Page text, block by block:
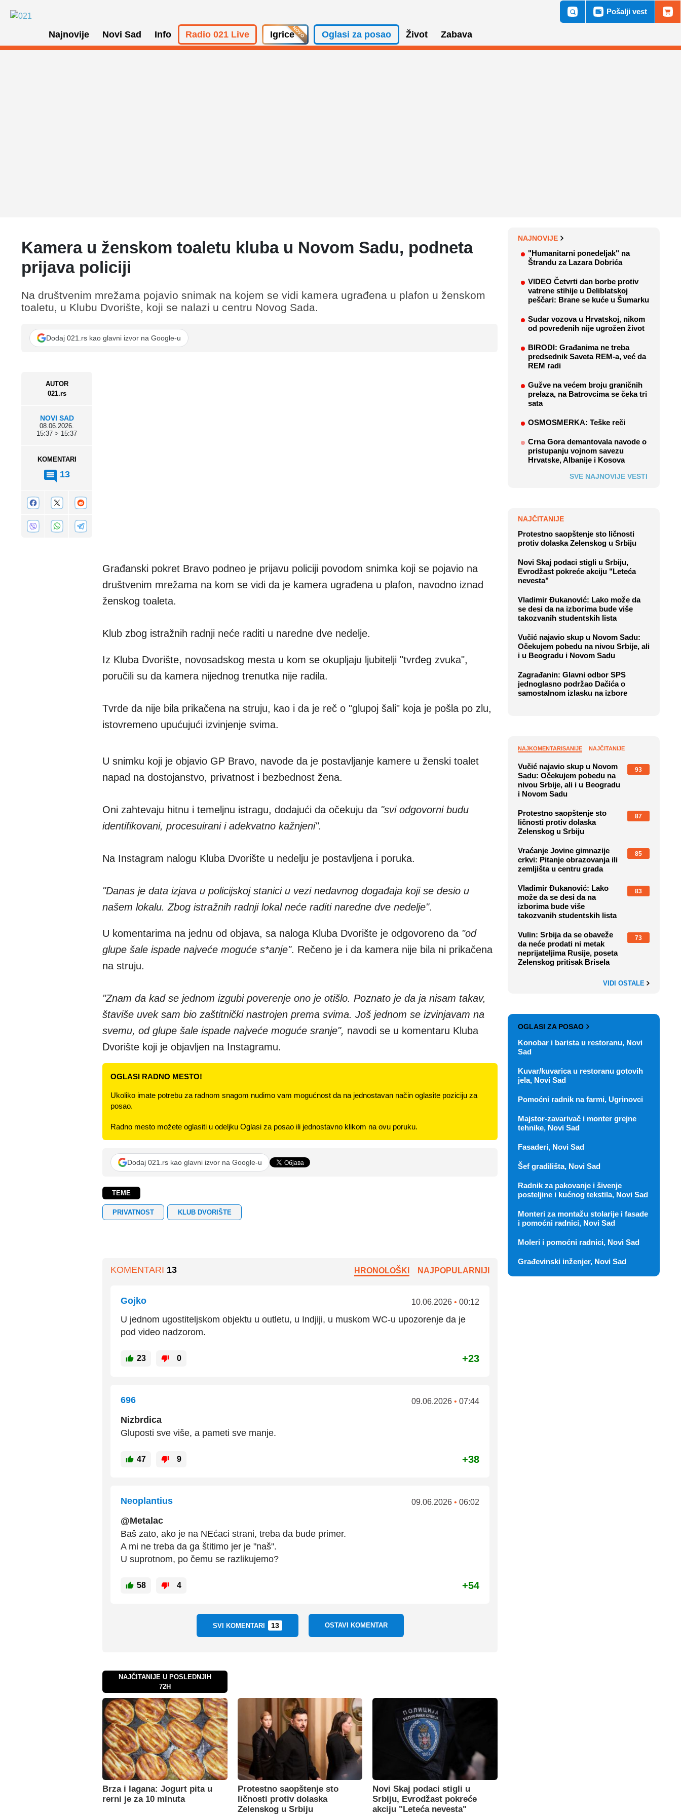
Najnovije Novi Sad Info Radio 021 Live Igrice Oglasi za posao Život Zabava
Pošalji vest
Kamera u ženskom toaletu kluba u Novom Sadu, podneta
prijava policiji
AUTOR
021.rs
NOVI SAD
08.06.2026.
15:37 > 15:37
KOMENTARI
13
Na društvenim mrežama pojavio snimak na kojem se vidi kamera ugrađena u plafon u ženskom
toaletu, u Klubu Dvorište, koji se nalazi u centru Novog Sada.
Dodaj 021.rs kao glavni izvor na Google-u
Građanski pokret Bravo podneo je prijavu policiji povodom snimka koji se pojavio na
društvenim mrežama na kom se vidi da je kamera ugrađena u plafon, navodno iznad
ženskog toaleta.
Klub zbog istražnih radnji neće raditi u naredne dve nedelje.
Iz Kluba Dvorište, novosadskog mesta u kom se okupljaju ljubitelji "tvrđeg zvuka",
poručili su da kamera nijednog trenutka nije radila.
Tvrde da nije bila prikačena na struju, kao i da je reč o "glupoj šali" koja je pošla po zlu,
istovremeno upućujući izvinjenje svima.
U snimku koji je objavio GP Bravo, navode da je postavljanje kamere u ženski toalet
napad na dostojanstvo, privatnost i bezbednost žena.
Oni zahtevaju hitnu i temeljnu istragu, dodajući da očekuju da "svi odgovorni budu
identifikovani, procesuirani i adekvatno kažnjeni".
Na Instagram nalogu Kluba Dvorište u nedelju je postavljena i poruka.
"Danas je data izjava u policijskoj stanici u vezi nedavnog događaja koji se desio u
našem lokalu. Zbog istražnih radnji lokal neće raditi naredne dve nedelje".
U komentarima na jednu od objava, sa naloga Kluba Dvorište je odgovoreno da "od
glupe šale ispade najveće moguće s*anje". Rečeno je i da kamera nije bila ni prikačena
na struju.
"Znam da kad se jednom izgubi poverenje ono je otišlo. Poznato je da ja nisam takav,
štaviše uvek sam bio zaštitnički nastrojen prema svima. Još jednom se izvinjavam na
svemu, od glupe šale ispade najveće moguće sranje", navodi se u komentaru Kluba
Dvorište koji je objavljen na Instagramu.
OGLASI RADNO MESTO!
Ukoliko imate potrebu za radnom snagom nudimo vam mogućnost da na jednostavan način oglasite poziciju za
posao.
Radno mesto možete oglasiti u odeljku Oglasi za posao ili jednostavno klikom na ovu poruku.
Dodaj 021.rs kao glavni izvor na Google-u
TEME
PRIVATNOST KLUB DVORIŠTE
KOMENTARI 13 HRONOLOŠKI NAJPOPULARNIJI
Gojko 10.06.2026 • 00:12
U jednom ugostiteljskom objektu u outletu, u Indjiji, u muskom WC-u upozorenje da je
pod video nadzorom.
23 0 +23
696 09.06.2026 • 07:44
Nizbrdica
Gluposti sve više, a pameti sve manje.
47 9 +38
Neoplantius 09.06.2026 • 06:02
@Metalac
Baš zato, ako je na NEćaci strani, treba da bude primer.
A mi ne treba da ga štitimo jer je "naš".
U suprotnom, po čemu se razlikujemo?
58 4 +54
SVI KOMENTARI 13 OSTAVI KOMENTAR
NAJČITANIJE U POSLEDNJIH
72H
Brza i lagana: Jogurt pita u
rerni je za 10 minuta
Protestno saopštenje sto
ličnosti protiv dolaska
Zelenskog u Srbiju
Novi Skaj podaci stigli u
Srbiju, Evrodžast pokreće
akciju "Leteća nevesta"
NAJNOVIJE
"Humanitarni ponedeljak" na
Štrandu za Lazara Dobrića
VIDEO Četvrti dan borbe protiv
vatrene stihije u Deliblatskoj
peščari: Brane se kuće u Šumarku
Sudar vozova u Hrvatskoj, nikom
od povređenih nije ugrožen život
BIRODI: Građanima ne treba
predsednik Saveta REM-a, već da
REM radi
Gužve na većem broju graničnih
prelaza, na Batrovcima se čeka tri
sata
OSMOSMERKA: Teške reči
Crna Gora demantovala navode o
pristupanju vojnom savezu
Hrvatske, Albanije i Kosova
SVE NAJNOVIJE VESTI
NAJČITANIJE
Protestno saopštenje sto ličnosti
protiv dolaska Zelenskog u Srbiju
Novi Skaj podaci stigli u Srbiju,
Evrodžast pokreće akciju "Leteća
nevesta"
Vladimir Đukanović: Lako može da
se desi da na izborima bude više
takozvanih studentskih lista
Vučić najavio skup u Novom Sadu:
Očekujem pobedu na nivou Srbije, ali
i u Beogradu i Novom Sadu
Zagrađanin: Glavni odbor SPS
jednoglasno podržao Dačića o
samostalnom izlasku na izbore
NAJKOMENTARISANIJE NAJČITANIJE
Vučić najavio skup u Novom
Sadu: Očekujem pobedu na
nivou Srbije, ali i u Beogradu
i Novom Sadu
93
Protestno saopštenje sto
ličnosti protiv dolaska
Zelenskog u Srbiju
87
Vraćanje Jovine gimnazije
crkvi: Pitanje obrazovanja ili
zemljišta u centru grada
85
Vladimir Đukanović: Lako
može da se desi da na
izborima bude više
takozvanih studentskih lista
83
Vulin: Srbija da se obaveže
da neće prodati ni metak
neprijateljima Rusije, poseta
Zelenskog pritisak Brisela
73
VIDI OSTALE
OGLASI ZA POSAO
Konobar i barista u restoranu, Novi
Sad
Kuvar/kuvarica u restoranu gotovih
jela, Novi Sad
Pomoćni radnik na farmi, Ugrinovci
Majstor-zavarivač i monter grejne
tehnike, Novi Sad
Fasaderi, Novi Sad
Šef gradilišta, Novi Sad
Radnik za pakovanje i šivenje
posteljine i kućnog tekstila, Novi Sad
Monteri za montažu stolarije i fasade
i pomoćni radnici, Novi Sad
Moleri i pomoćni radnici, Novi Sad
Građevinski inženjer, Novi Sad